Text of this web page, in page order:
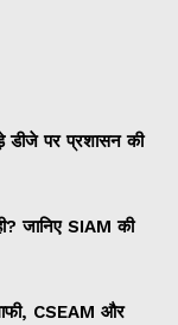
पर प्रशासन की
जानिए SIAM की
CSEAM और